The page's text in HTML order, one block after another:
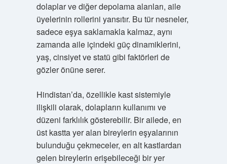
dolaplar ve diğer depolama alanları, aile
üyelerinin rollerini yansıtır. Bu tür nesneler,
sadece eşya saklamakla kalmaz, aynı
zamanda aile içindeki güç dinamiklerini,
yaş, cinsiyet ve statü gibi faktörleri de
gözler önüne serer.
Hindistan’da, özellikle kast sistemiyle
ilişkili olarak, dolapların kullanımı ve
düzeni farklılık gösterebilir. Bir ailede, en
üst kastta yer alan bireylerin eşyalarının
bulunduğu çekmeceler, en alt kastlardan
gelen bireylerin erişebileceği bir yer